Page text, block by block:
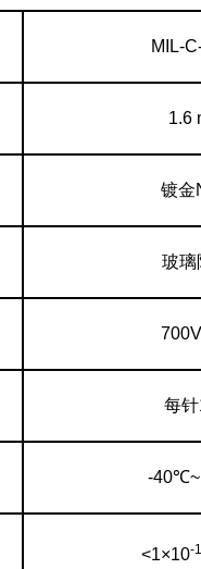
MIL-
1.6
镀金
玻璃
每
-
<1×10-